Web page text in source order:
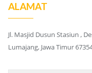
ALAMAT
Jl. Masjid Dusun Stasiun ,
Lumajang, Jawa Timur